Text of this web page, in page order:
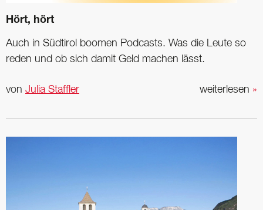
Hört, hört
Auch in Südtirol boomen Podcasts. Was die Leute so
reden und ob sich damit Geld machen lässt.
weiterlesen »
von Julia Staffler